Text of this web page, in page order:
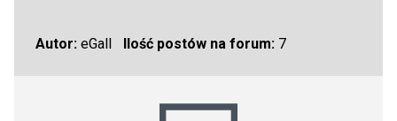
Autor: eGall Ilość postów na forum:7